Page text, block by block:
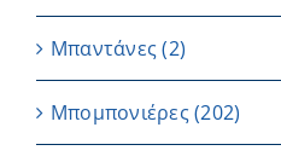
Μπαντάνες (2)
Μπομπονιέρες(202)